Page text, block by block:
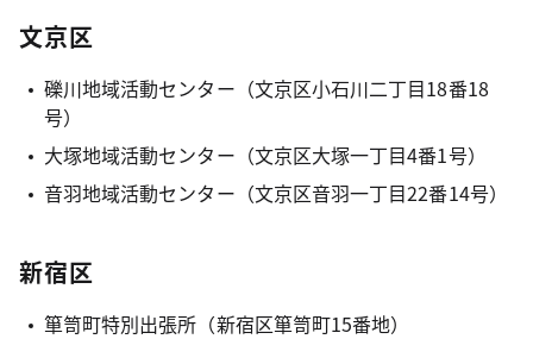
文京区
礫川地域活動センター（文京区小石川二丁目18番18
号）
大塚地域活動センター（文京区大塚一丁目4番1号）
音羽地域活動センター（文京区音羽一丁目22番14号）
新宿区
箪笥町特別出張所（新宿区箪笥町15番地）